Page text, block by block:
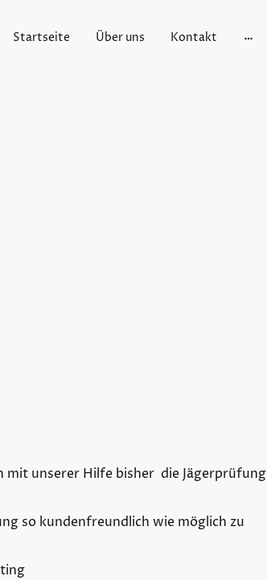
Startseite Über uns Kontakt
mit unserer Hilfe bisher die Jägerprüfung
so kundenfreundlich wie möglich zu